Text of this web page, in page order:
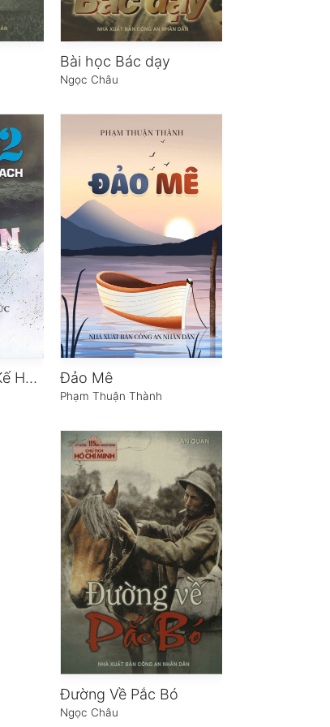
Bài học Bác dạy
Ngọc Châu
CM-12 Phía Sau Kế Hoạch Phản Gián Đảo Mê
Phạm Thuận Thành
Đường Về Pắc Bó
Ngọc Châu